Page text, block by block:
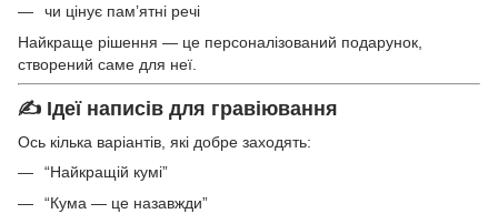
чи цінує пам’ятні речі
Найкраще рішення — це персоналізований подарунок,
створений саме для неї.
✍️ Ідеї написів для гравіювання
Ось кілька варіантів, які добре заходять:
“Найкращій кумі”
“Кума — це назавжди”